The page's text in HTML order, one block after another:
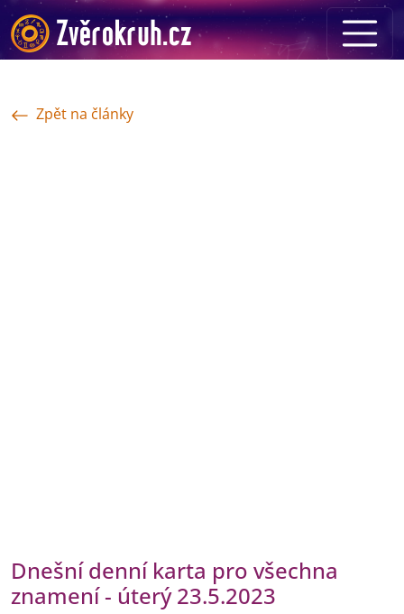
Zpět na články
Dnešní denní karta pro všechna
znamení - úterý 23.5.2023